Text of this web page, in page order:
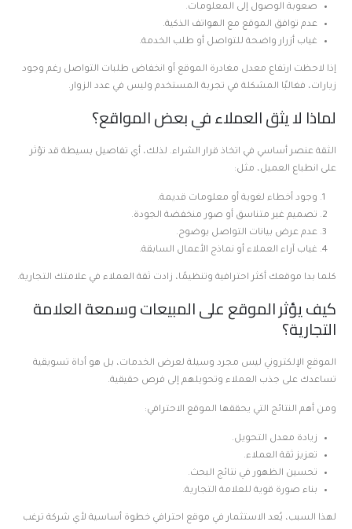
صعوبة الوصول إلى المعلومات.
عدم توافق الموقع مع الهواتف الذكية.
غياب أزرار واضحة للتواصل أو طلب الخدمة.
إذا لاحظت ارتفاع معدل مغادرة الموقع أو انخفاض طلبات التواصل رغم وجود
زيارات، فغالبًا المشكلة في تجربة المستخدم وليس في عدد الزوار.
لماذا لا يثق العملاء في بعض المواقع؟
الثقة عنصر أساسي في اتخاذ قرار الشراء. لذلك، أي تفاصيل بسيطة قد تؤثر
على انطباع العميل، مثل:
وجود أخطاء لغوية أو معلومات قديمة.
تصميم غير متناسق أو صور منخفضة الجودة.
عدم عرض بيانات التواصل بوضوح.
غياب آراء العملاء أو نماذج الأعمال السابقة.
كلما بدا موقعك أكثر احترافية وتنظيمًا، زادت ثقة العملاء في علامتك التجارية.
كيف يؤثر الموقع على المبيعات وسمعة العلامة
التجارية؟
الموقع الإلكتروني ليس مجرد وسيلة لعرض الخدمات، بل هو أداة تسويقية
تساعدك على جذب العملاء وتحويلهم إلى فرص حقيقية.
ومن أهم النتائج التي يحققها الموقع الاحترافي:
زيادة معدل التحويل.
تعزيز ثقة العملاء.
تحسين الظهور في نتائج البحث.
بناء صورة قوية للعلامة التجارية.
لهذا السبب، يُعد الاستثمار في موقع احترافي خطوة أساسية لأي شركة ترغب